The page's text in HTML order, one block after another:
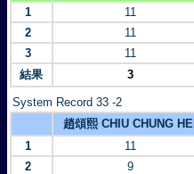
1
11
2
11
3
11
結果
3
System Record 33 -2
趙頌熙 CHIU CHUNG HEI
1
11
2
9